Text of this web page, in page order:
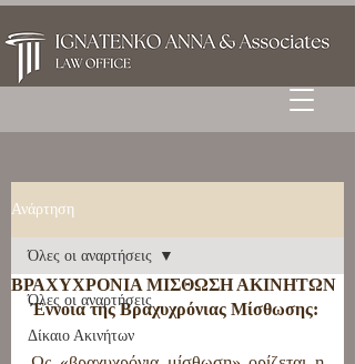
Ανάρτηση
Όλες οι αναρτήσεις
Δίκαιο Ακινήτων
Όλες οι αναρτήσεις
ΒΡΑΧΥΧΡΟΝΙΑ ΜΙΣΘΩΣΗ ΑΚΙΝΗΤΩΝ
Έννοια της Βραχυχρόνιας Μίσθωσης: